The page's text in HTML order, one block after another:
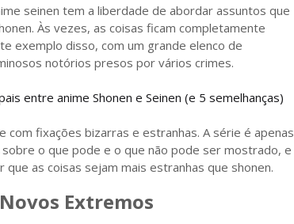
seinen tem a liberdade de abordar assuntos que
Às vezes, as coisas ficam completamente
exemplo disso, com um grande elenco de
notórios presos por vários crimes.
entre anime Shonen e Seinen (e 5 semelhanças)
com fixações bizarras e estranhas. A série é apenas
o que pode e o que não pode ser mostrado, e
as coisas sejam mais estranhas que shonen.
Extremos